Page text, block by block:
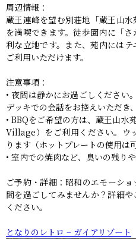
周辺情報：
蔵王連峰を望む別荘地「蔵王山
を満喫できます。徒歩圏内に「
利な立地です。また、苑内には
ご利用いただけます。
注意事項：
• 夜間は静かにお過ごしください
デッキでの会話をお控えいただき
• BBQをご希望の方は、蔵王山
Village）をご利用ください。ウ
ります（ホットプレートの使用は
• 室内での焼肉など、臭いの残り
ご予約・詳細：昭和のエモーシ
間を過ごしてみませんか？詳細
ください。
となりのレトロ – ガイアリゾート